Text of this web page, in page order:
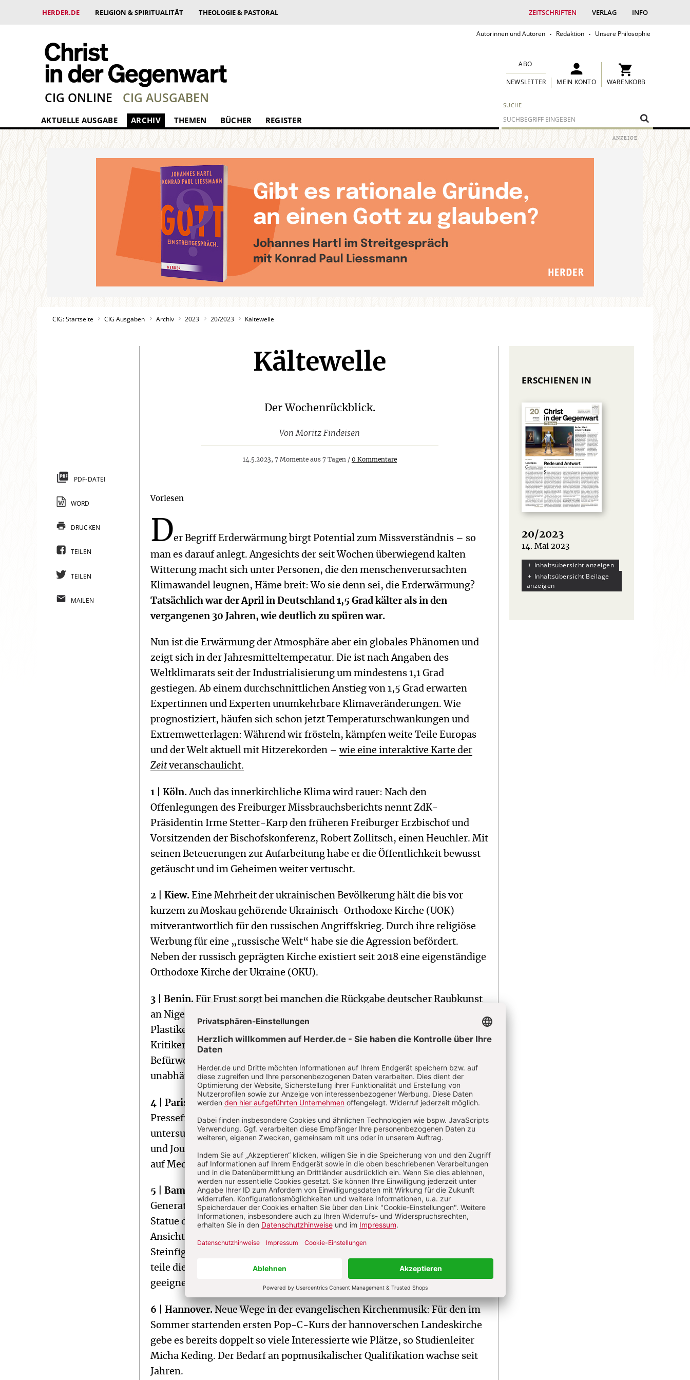
HERDER.DE RELIGION & SPIRITUALITÄT THEOLOGIE & PASTORAL ZEITSCHRIFTEN VERLAG INFO
Autorinnen und Autoren Redaktion Unsere Philosophie
SUCHE
ABO
NEWSLETTER MEIN KONTO WARENKORB
CIG ONLINE CIG AUSGABEN
AKTUELLE AUSGABE ARCHIV THEMEN BÜCHER REGISTER
CIG: Startseite CIG Ausgaben Archiv 2023 20/2023 Kältewelle
Kältewelle
Der Wochenrückblick.
Von Moritz Findeisen
14.5.2023, 7 Momente aus 7 Tagen / 0 Kommentare
Vorlesen
Der Begriff Erderwärmung birgt Potential zum Missverständnis – so
man es darauf anlegt. Angesichts der seit Wochen überwiegend kalten
Witterung macht sich unter Personen, die den menschenverursachten
Klimawandel leugnen, Häme breit: Wo sie denn sei, die Erderwärmung?
Tatsächlich war der April in Deutschland 1,5 Grad kälter als in den
vergangenen 30 Jahren, wie deutlich zu spüren war.
Nun ist die Erwärmung der Atmosphäre aber ein globales Phänomen und
zeigt sich in der Jahresmitteltemperatur. Die ist nach Angaben des
Weltklimarats seit der Industrialisierung um mindestens 1,1 Grad
gestiegen. Ab einem durchschnittlichen Anstieg von 1,5 Grad erwarten
Expertinnen und Experten unumkehrbare Klimaveränderungen. Wie
prognostiziert, häufen sich schon jetzt Temperaturschwankungen und
Extremwetterlagen: Während wir frösteln, kämpfen weite Teile Europas
und der Welt aktuell mit Hitzerekorden –wie eine interaktive Karte der
Zeitveranschaulicht.
1 | Köln.Auch das innerkirchliche Klima wird rauer: Nach den
Offenlegungen des Freiburger Missbrauchsberichts nennt ZdK-
Präsidentin Irme Stetter-Karp den früheren Freiburger Erzbischof und
Vorsitzenden der Bischofskonferenz, Robert Zollitsch, einen Heuchler. Mit
seinen Beteuerungen zur Aufarbeitung habe er die Öffentlichkeit bewusst
getäuscht und im Geheimen weiter vertuscht.
2 | Kiew.Eine Mehrheit der ukrainischen Bevölkerung hält die bis vor
kurzem zu Moskau gehörende Ukrainisch-Orthodoxe Kirche (UOK)
mitverantwortlich für den russischen Angriffskrieg. Durch ihre religiöse
Werbung für eine „russische Welt“ habe sie die Agression befördert.
Neben der russisch geprägten Kirche existiert seit 2018 eine eigenständige
Orthodoxe Kirche der Ukraine (OKU).
3 | Benin. Für Frust sorgt bei manchen die Rückgabe deutscher Raubkunst
an Nigeria. Nachdem der dortige Staatspräsident die historischen Bronze-
Plastiken an den Titularkönig von Benin weitergereicht hat, befürchten
Kritiker, dass sie nun in dessen Privatbesitz verschwinden könnten.
Befürworter halten dagegen: Diebesgut zurückzugeben sei immer richtig,
unabhängig vom Verbleib.
4 | Paris. Laut der Rangliste vonReporter ohne Grenzen(RSF) steht die
Pressefreiheit weltweit unter steigendem Druck. In 70 von 180
untersuchten Ländern seien die Arbeitsbedingungen für Journalistinnen
und Journalisten mindestens problematisch. Wegen vermehrter Angriffe
auf Medienschaffende rutscht Deutschland um 5 Plätze auf Rang 21 ab.
5 | Bamberg.Das Domkapitel zieht seine Anzeige gegen die „Letzte
Generation“ zurück. Mitglieder der Klimabewegung hatten der berühmten
Statue des „Bamberger Reiters“ die Augen verbunden, um das nach ihrer
Ansicht zu zaghafte Handeln der Kirche im Klimaschutz zu tadeln. Die
Steinfigur wurde dabei nicht beschädigt. Ein Bistumssprecher sagte, man
teile die Grundanliegen der Gruppe, halte den Dom aber für keinen
geeigneten Protestort.
6 | Hannover.Neue Wege in der evangelischen Kirchenmusik: Für den im
Sommer startenden ersten Pop-C-Kurs der hannoverschen Landeskirche
gebe es bereits doppelt so viele Interessierte wie Plätze, so Studienleiter
Micha Keding. Der Bedarf an popmusikalischer Qualifikation wachse seit
Jahren.
PDF-DATEI
WORD
DRUCKEN
TEILEN
TEILEN
MAILEN
ERSCHIENEN IN
20/2023
:
14. Mai 2023
Inhaltsübersicht anzeigen
Inhaltsübersicht Beilage
anzeigen